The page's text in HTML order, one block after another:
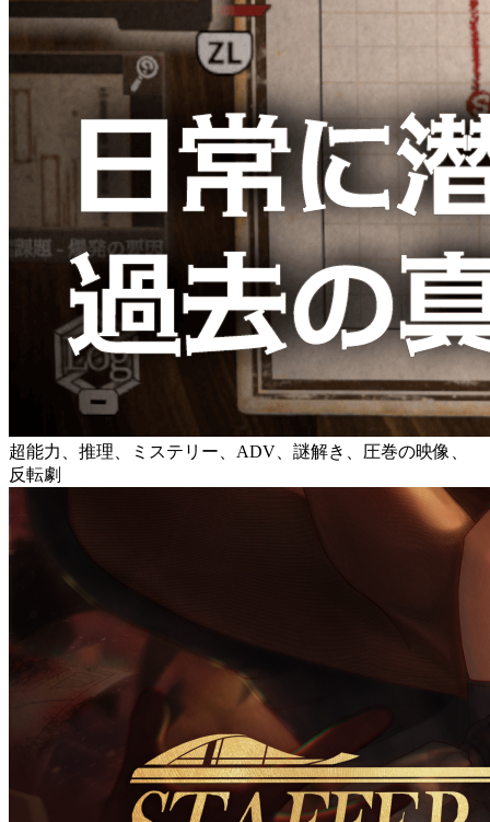
超能力、推理、ミステリー、ADV、謎解き、圧巻の映像、
反転劇